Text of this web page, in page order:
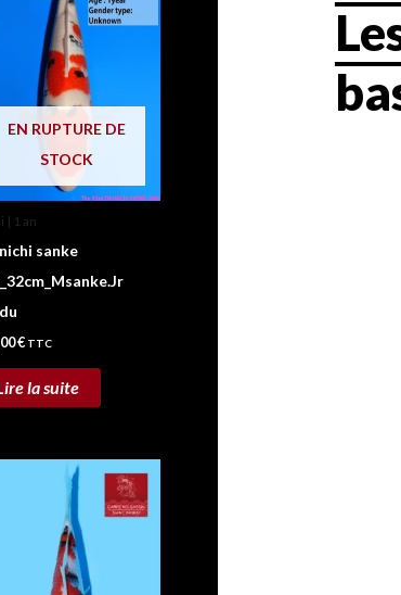
EN RUPTURE DE
STOCK
| 1 an
sanke
€ TTC
la suite